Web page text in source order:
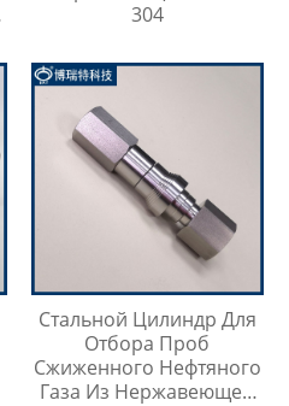
304
Стальной Цилиндр Для
Отбора Проб
Сжиженного Нефтяного
Газа Из Нержавеющей